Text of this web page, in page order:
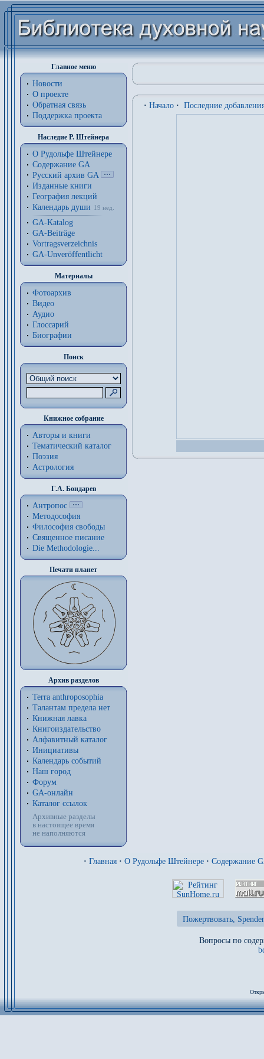
Главное меню
Новости
О проекте
Обратная связь
Поддержка проекта
Наследие Р. Штейнера
О Рудольфе Штейнере
Содержание GA
Русский архив GA
Изданные книги
География лекций
Календарь души
19 нед.
GA-Katalog
GA-Beiträge
Vortragsverzeichnis
GA-Unveröffentlicht
Материалы
Фотоархив
Видео
Аудио
Глоссарий
Биографии
Поиск
Книжное собрание
Авторы и книги
Тематический каталог
Поэзия
Астрология
Г.А. Бондарев
Антропос
Методософия
Философия cвободы
Священное писание
Die Methodologie...
Печати планет
Архив разделов
Terra anthroposophia
Талантам предела нет
Книжная лавка
Книгоиздательство
Алфавитный каталог
Инициативы
Календарь событий
Наш город
Форум
GA-онлайн
Каталог ссылок
Архивные разделы
в настоящее время
не наполняются
· Начало · Последние
· Главная · О Рудольфе Штейнере · Содержание
Пожертвовать,
Вопросы по